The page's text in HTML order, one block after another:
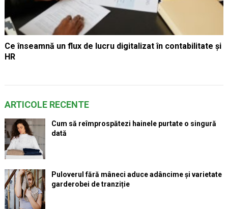
Ce înseamnă un flux de lucru digitalizat în contabilitate și
HR
ARTICOLE RECENTE
Cum să reîmprospătezi hainele purtate o singură
dată
Puloverul fără mâneci aduce adâncime și varietate
garderobei de tranziție